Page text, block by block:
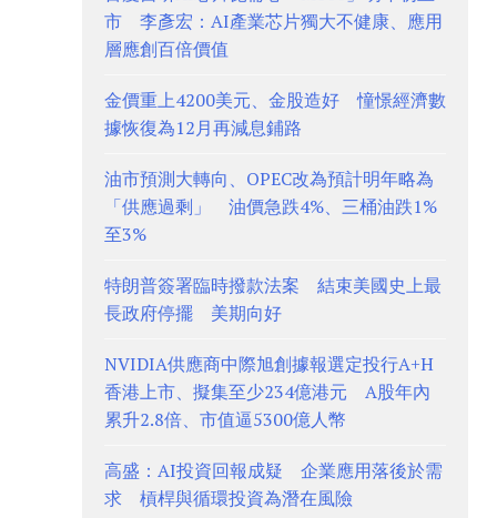
市 李彥宏：AI產業芯片獨大不健康、應用
層應創百倍價值
金價重上4200美元、金股造好 憧憬經濟數
據恢復為12月再減息鋪路
油市預測大轉向、OPEC改為預計明年略為
「供應過剩」 油價急跌4%、三桶油跌1%
至3%
特朗普簽署臨時撥款法案 結束美國史上最
長政府停擺 美期向好
NVIDIA供應商中際旭創據報選定投行A+H
香港上市、擬集至少234億港元 A股年內
累升2.8倍、市值逼5300億人幣
高盛：AI投資回報成疑 企業應用落後於需
求 槓桿與循環投資為潛在風險